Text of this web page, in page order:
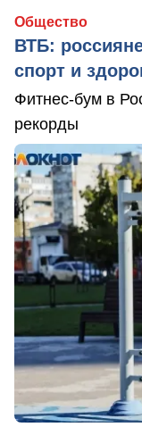
Общество
ВТБ:
спорт и
Фитнес-бум в
рекорды